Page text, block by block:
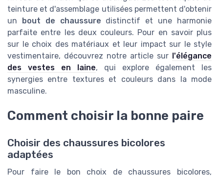
teinture et d'assemblage utilisées permettent d'obtenir
un
bout de chaussure distinctif et une harmonie
parfaite entre les deux couleurs. Pour en savoir plus
sur le choix des matériaux et leur impact sur le style
vestimentaire, découvrez notre article sur l'élégance
des vestes en laine, qui explore également les
synergies entre textures et couleurs dans la mode
masculine.
Comment choisir la bonne paire
Choisir des chaussures bicolores
adaptées
Pour faire le bon choix de chaussures bicolores,